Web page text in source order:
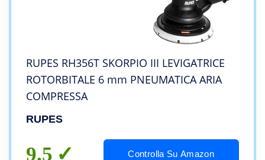
RUPES RH356T SKORPIO III LEVIGATRICE
ROTORBITALE 6 mm PNEUMATICA ARIA
COMPRESSA
RUPES
9.5 Controlla Su Amazon